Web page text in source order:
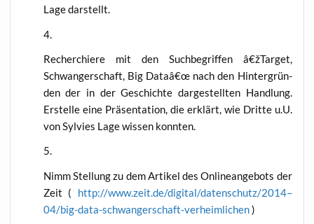
Lage darstellt.
Recher­chie­re mit den Such­be­grif­fen â€žTarget,
Schwan­ger­schaft, Big Dataâ€œ nach den Hin­ter­grün­
den der in der Geschich­te dar­ge­stell­ten Hand­lung.
Erstel­le eine Prä­sen­ta­ti­on, die erklärt, wie Drit­te u.U.
von Syl­vies Lage wis­sen konnten.
Nimm Stel­lung zu dem Arti­kel des Online­an­ge­bots der
Zeit ( http://www.zeit.de/digital/datenschutz/2014–
04/big-data-schwangerschaft-verheimlichen)